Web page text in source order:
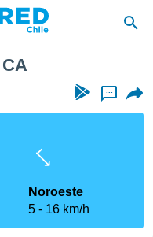
...
Noroeste
5
16 km/h